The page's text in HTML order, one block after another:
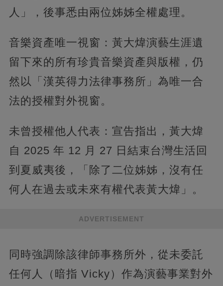
人」，後事悉由兩位姊姊全權處理。
音樂資產唯一視窗：黃大煒演藝生涯遺
留下來的所有珍貴音樂資產與版權，仍
然以「漢英得力法律事務所」為唯一合
法的授權對外視窗。
未曾授權他人代表：宣告指出，黃大煒
自 2025 年 12 月 27 日結束台灣生活回
到夏威夷後，「除了二位姊姊，沒有任
何人在過去或未來有權代表黃大煒」。
ADVERTISEMENT
同時強調除該律師事務所外，從未委託
任何人（暗指 Vicky）作為演藝事業對外